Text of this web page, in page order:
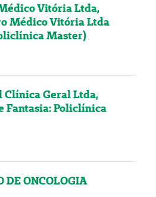
Vitória Ltda,
Médico Vitória Ltda
Master)
Clínica Geral Ltda,
Fantasia: Policlínica
DE ONCOLOGIA